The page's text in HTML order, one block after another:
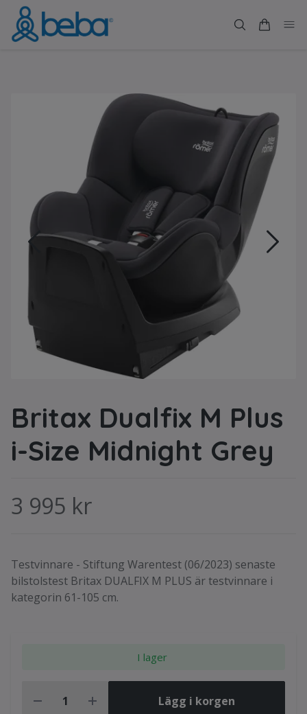
Britax Dualfix M Plus
i-Size Midnight Grey
3 995 kr
Testvinnare - Stiftung Warentest (06/2023) senaste
bilstolstest Britax DUALFIX M PLUS är testvinnare i
kategorin 61-105 cm.
I lager
Lägg i korgen